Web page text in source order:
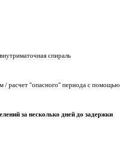
спираль
/ расчет "опасного" периода с помощью
за несколько дней до задержки